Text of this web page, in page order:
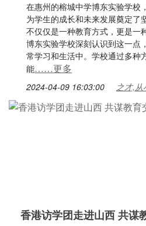
在惠州的榕城中学博东实验学校
为学生的成长和未来发展奠定了
不仅仅是一种教育方式，更是一
博东实验学校深刻认识到这一点
常学习和生活中。学校通过多种
能……更多
2024-04-09 16:03:00 之才,从
香港访学团走进山西 共谋